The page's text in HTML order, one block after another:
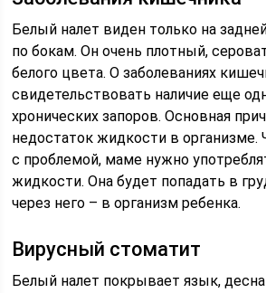
Белый налет виден только на
по бокам. Он очень плотный,
белого цвета. О заболеваниях
свидетельствовать наличие еще
хронических запоров. Основная
недостаток жидкости в организме.
с проблемой, маме нужно
жидкости. Она будет попадать в
через него – в организм ребенка.
Вирусный стоматит
Белый налет покрывает язык,